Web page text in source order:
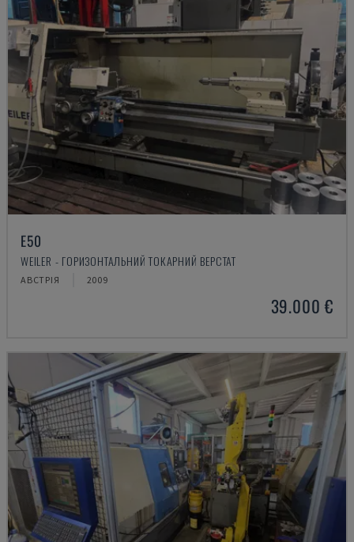
E50
WEILER - ГОРИЗОНТАЛЬНИЙ ТОКАРНИЙ ВЕРСТАТ
АВСТРІЯ 2009
39.000 €